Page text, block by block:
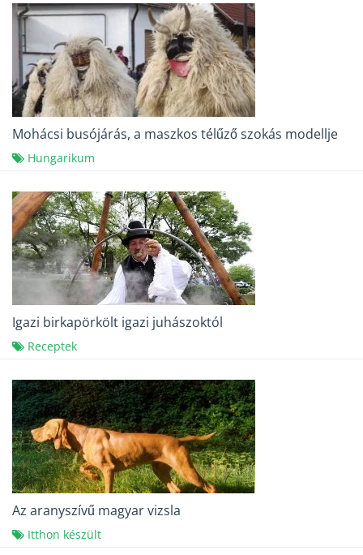
Mohácsi busójárás, a maszkos télűző szokás modellje
Hungarikum
Igazi birkapörkölt igazi juhászoktól
Receptek
Az aranyszívű magyar vizsla
Itthon készült